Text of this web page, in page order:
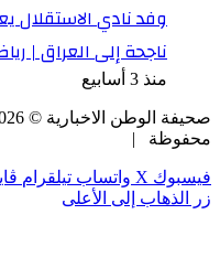
وفد نادي الاستقلال
ناجحة إلى العراق |
منذ 3 أسابيع
صحيفة الوطن الاخبارية ©
محفوظة |
فيسبوك ‫X واتساب تيلقرام
زر الذهاب إلى الأعلى